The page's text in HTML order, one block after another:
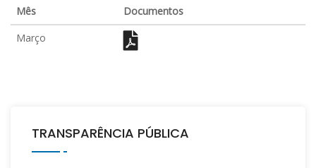
Mês
Documentos
Março
TRANSPARÊNCIA PÚBLICA